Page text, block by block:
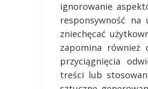
ignorowanie
responsywność na
zniechęcać
zapomina
przyciągnięcia
treści lub